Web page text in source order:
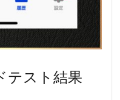
テスト結果